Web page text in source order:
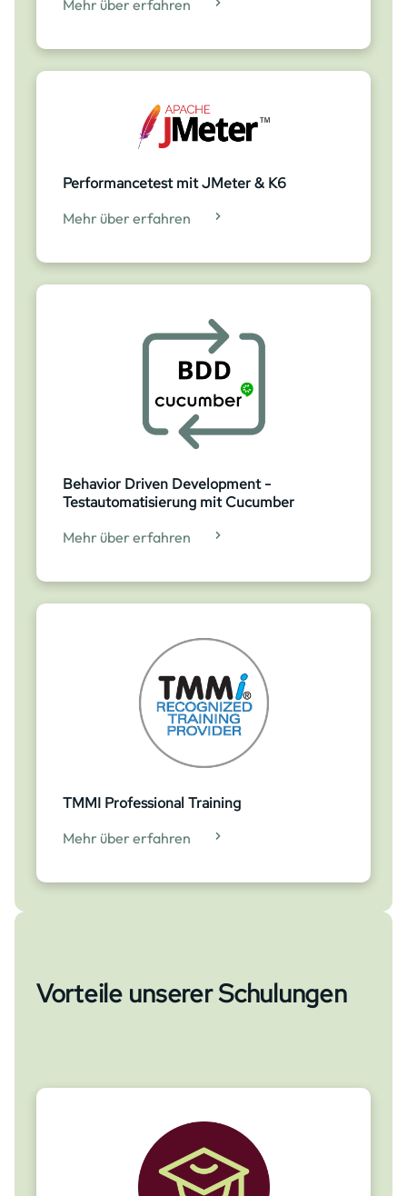
Mehr über erfahren
Performancetest mit JMeter & K6
Mehr über erfahren
Behavior Driven Development -
Testautomatisierung mit Cucumber
Mehr über erfahren
TMMI Professional Training
Mehr über erfahren
Vorteile unserer Schulungen